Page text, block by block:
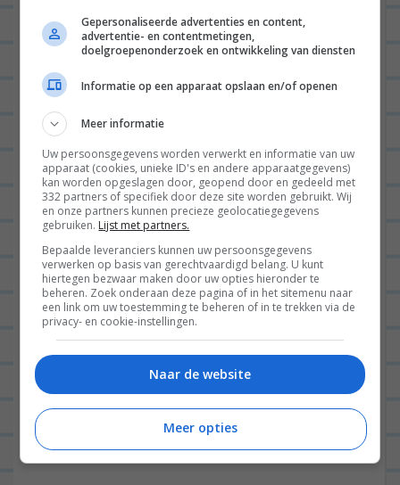
Jaaa zo lekker. Die garnalen
geven wel echt veel smaak
af, dus ik zou toch
nemen:D
BEANTWOORDEN
ANONIEM
Je kunt ook campina room culinair
(of de light versie) gebruiken ipv
soya room. Daar zit geen ''zoetige''
smaak aan. NB light versie blijft wel
dun en wordt niet dikker tijdensw
bereiding.
Gepersonaliseerde advertenties en content,
advertentie- en contentmetingen,
doelgroepenonderzoek en ontwikkeling van diensten
Informatie op een apparaat opslaan en/of openen
Meer informatie
Uw persoonsgegevens worden verwerkt en informatie van uw
apparaat (cookies, unieke ID's en andere apparaatgegevens)
kan worden opgeslagen door, geopend door en gedeeld met
332 partners of specifiek door deze site worden gebruikt. Wij
en onze partners kunnen precieze geolocatiegegevens
gebruiken. Lijst met partners.
Bepaalde leveranciers kunnen uw persoonsgegevens
verwerken op basis van gerechtvaardigd belang. U kunt
hiertegen bezwaar maken door uw opties hieronder te
beheren. Zoek onderaan deze pagina of in het sitemenu naar
een link om uw toestemming te beheren of in te trekken via de
privacy- en cookie-instellingen.
Naar de website
Meer opties